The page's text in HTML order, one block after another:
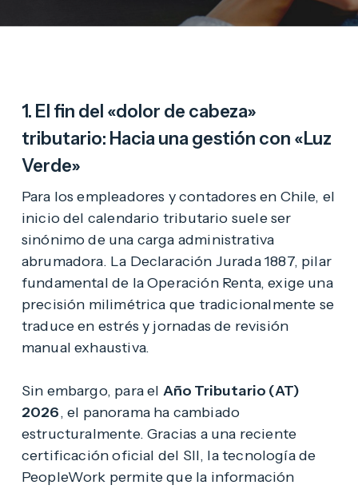
1. El fin del «dolor de cabeza»
tributario: Hacia una gestión con «Luz
Verde»
Para los empleadores y contadores en Chile, el
inicio del calendario tributario suele ser
sinónimo de una carga administrativa
abrumadora. La Declaración Jurada 1887, pilar
fundamental de la Operación Renta, exige una
precisión milimétrica que tradicionalmente se
traduce en estrés y jornadas de revisión
manual exhaustiva.
Sin embargo, para el Año Tributario (AT)
2026, el panorama ha cambiado
estructuralmente. Gracias a una reciente
certificación oficial del SII, la tecnología de
PeopleWork permite que la información